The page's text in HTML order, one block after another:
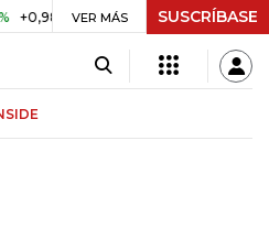
UVR $ 416,86 +$ 0,05 +0,01%
VER MÁS SUSCRÍBASE